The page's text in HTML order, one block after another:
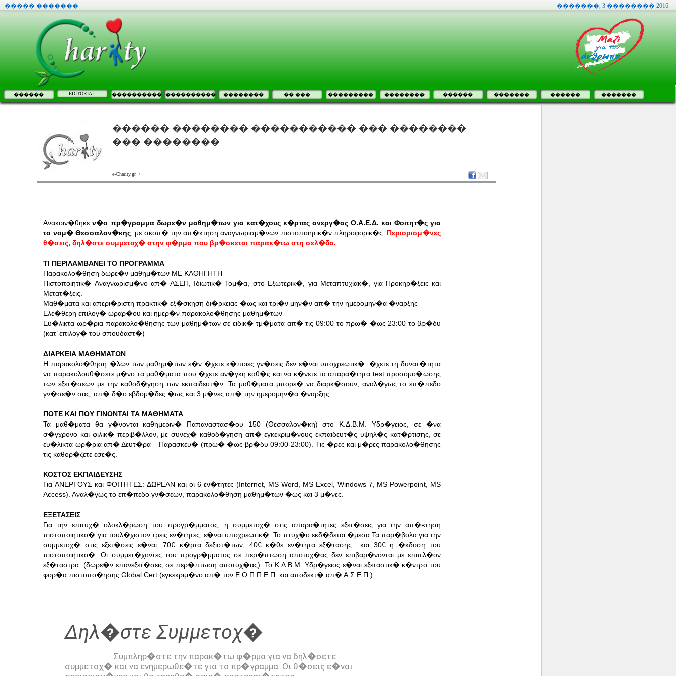
����� ������� �������, 3 �������� 2016
������ EDITORIAL ���������� ���������� �������� �� ��� ��������� �������� ������ ������� ������ �������
������ �������� ����������� ��� ��������
��� ��������
e-Charity.gr /
Ανακοιν�θηκεν�ο πρ�γραμμα δωρε�ν μαθημ�των για κατ�χους κ�ρτας ανεργ�ας Ο.Α.Ε.Δ. και Φοιτητ�ς για
το νομ� Θεσσαλον�κης, με σκοπ� την απ�κτηση αναγνωρισμ�νων πιστοποιητικ�ν πληροφορικ�ς. Περιορισμ�νες
θ�σεις, δηλ�στε συμμετοχ� στην φ�ρμα που βρ�σκεται παρακ�τω στη σελ�δα.
ΤΙ ΠΕΡΙΛΑΜΒΑΝΕΙ ΤΟ ΠΡΟΓΡΑΜΜΑ
Παρακολο�θηση δωρε�ν μαθημ�των ΜΕ ΚΑΘΗΓΗΤΗ
Πιστοποιητικ� Αναγνωρισμ�νο απ� ΑΣΕΠ, Ιδιωτικ� Τομ�α, στο Εξωτερικ�, για Μεταπτυχιακ�, για Προκηρ�ξεις και
Μετατ�ξεις.
Μαθ�ματα και απερι�ριστη πρακτικ� εξ�σκηση δι�ρκειας �ως και τρι�ν μην�ν απ� την ημερομην�α �ναρξης
Ελε�θερη επιλογ� ωραρ�ου και ημερ�ν παρακολο�θησης μαθημ�των
Ευ�λικτα ωρ�ρια παρακολο�θησης των μαθημ�των σε ειδικ� τμ�ματα απ� τις 09:00 το πρω� �ως 23:00 το βρ�δυ
(κατ’ επιλογ� του σπουδαστ�)
ΔΙΑΡΚΕΙΑ ΜΑΘΗΜΑΤΩΝ
Η παρακολο�θηση �λων των μαθημ�των ε�ν �χετε κ�ποιες γν�σεις δεν ε�ναι υποχρεωτικ�. �χετε τη δυνατ�τητα
να παρακολουθ�σετε μ�νο τα μαθ�ματα που �χετε αν�γκη καθ�ς και να κ�νετε τα απαρα�τητα test προσομο�ωσης
των εξετ�σεων με την καθοδ�γηση των εκπαιδευτ�ν. Τα μαθ�ματα μπορε� να διαρκ�σουν, αναλ�γως το επ�πεδο
γν�σε�ν σας, απ� δ�ο εβδομ�δες �ως και 3 μ�νες απ� την ημερομην�α �ναρξης.
ΠΟΤΕ ΚΑΙ ΠΟΥ ΓΙΝΟΝΤΑΙ ΤΑ ΜΑΘΗΜΑΤΑ
Τα μαθ�ματα θα γ�νονται καθημεριν� Παπαναστασ�ου 150 (Θεσσαλον�κη) στο Κ.Δ.Β.Μ. Υδρ�γειος, σε �να
σ�γχρονο και φιλικ� περιβ�λλον, με συνεχ� καθοδ�γηση απ� εγκεκριμ�νους εκπαιδευτ�ς υψηλ�ς κατ�ρτισης, σε
ευ�λικτα ωρ�ρια απ� Δευτ�ρα – Παρασκευ� (πρω� �ως βρ�δυ 09:00-23:00). Τις �ρες και μ�ρες παρακολο�θησης
τις καθορ�ζετε εσε�ς.
ΚΟΣΤΟΣ ΕΚΠΑΙΔΕΥΣΗΣ
Για ΑΝΕΡΓΟΥΣ και ΦΟΙΤΗΤΕΣ: ΔΩΡΕΑΝ και οι 6 εν�τητες (Internet, MS Word, MS Excel, Windows 7, MS Powerpoint, MS
Access). Αναλ�γως το επ�πεδο γν�σεων, παρακολο�θηση μαθημ�των �ως και 3 μ�νες.
ΕΞΕΤΑΣΕΙΣ
Για την επιτυχ� ολοκλ�ρωση του προγρ�μματος, η συμμετοχ� στις απαρα�τητες εξετ�σεις για την απ�κτηση
πιστοποιητικο� για τουλ�χιστον τρεις εν�τητες, ε�ναι υποχρεωτικ�. Το πτυχ�ο εκδ�δεται �μεσα.Τα παρ�βολα για την
συμμετοχ� στις εξετ�σεις ε�ναι: 70€ κ�ρτα δεξιοτ�των, 40€ κ�θε εν�τητα εξ�τασης και 30€ η �κδοση του
πιστοποιητικο�. Οι συμμετ�χοντες του προγρ�μματος σε περ�πτωση αποτυχ�ας δεν επιβαρ�νονται με επιπλ�ον
εξ�ταστρα. (δωρε�ν επανεξετ�σεις σε περ�πτωση αποτυχ�ας). Το Κ.Δ.Β.Μ. Υδρ�γειος ε�ναι εξεταστικ� κ�ντρο του
φορ�α πιστοπο�ησης Global Cert (εγκεκριμ�νο απ� τον Ε.Ο.Π.Π.Ε.Π. και αποδεκτ� απ� Α.Σ.Ε.Π.).
Δηλ�στε Συμμετοχ�
συμμετοχ� και να ενημερωθε�τε για το πρ�γραμμα. Οι θ�σεις ε�ναι